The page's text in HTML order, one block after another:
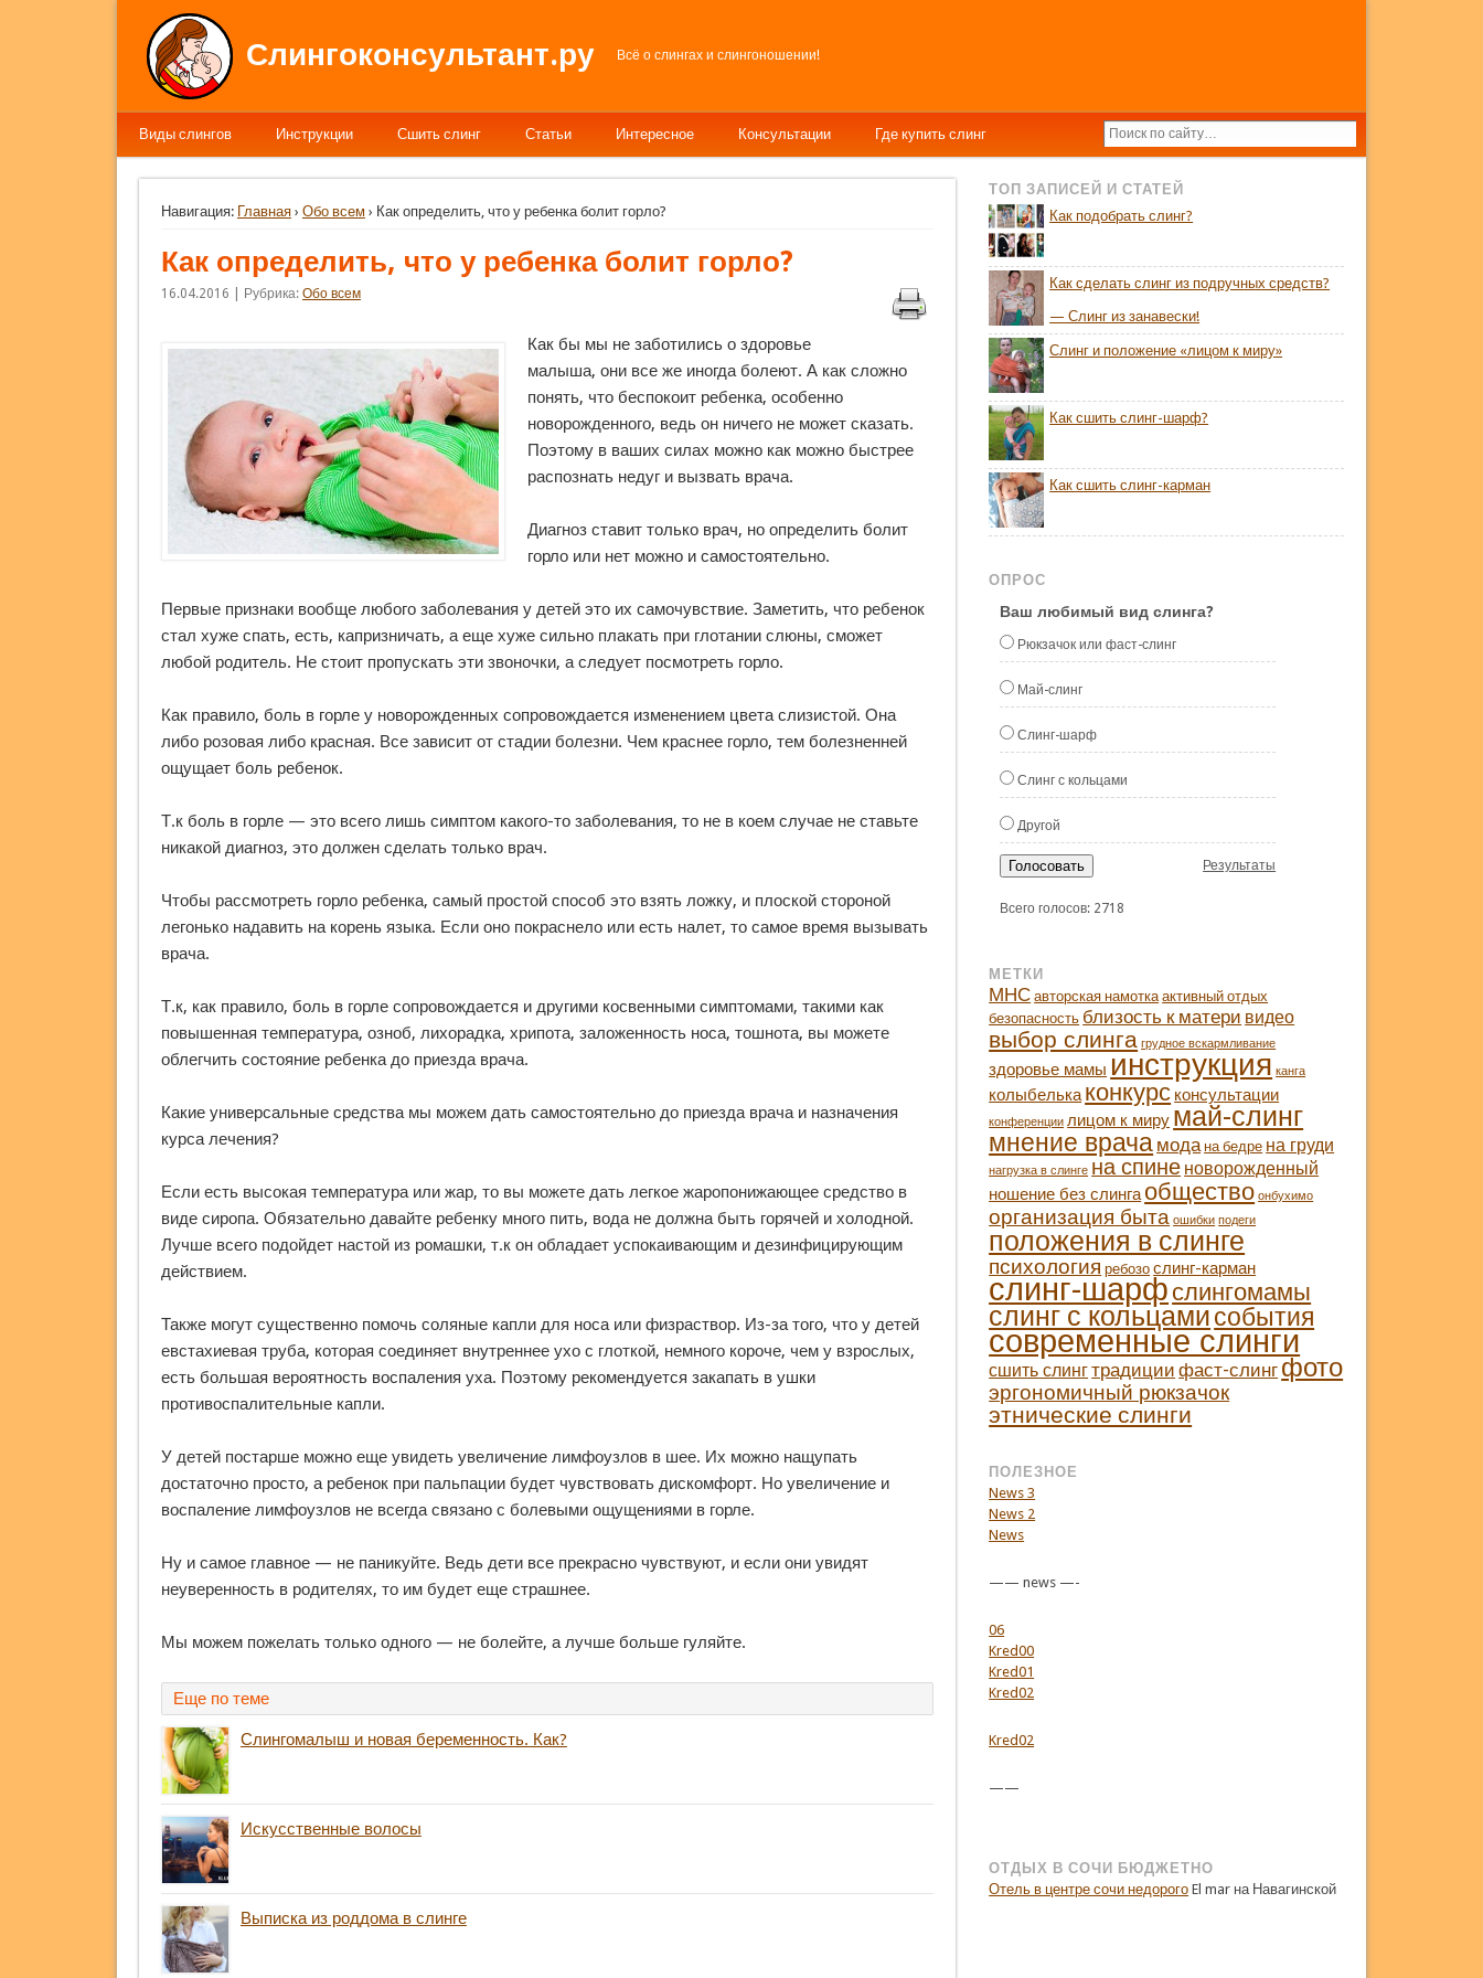
Слингоконсультант.ру Всё о слингах и слингоношении!
Виды слингов Инструкции Сшить слинг Статьи Интересное Консультации Где купить слинг
Навигация: Главная› Обо всем › Как определить, что у ребенка болит горло?
Как определить, что у ребенка болит горло?
16.04.2016 | Рубрика: Обо всем
Как бы мы не заботились о здоровье
малыша, они все же иногда болеют. А как сложно
понять, что беспокоит ребенка, особенно
новорожденного, ведь он ничего не может сказать.
Поэтому в ваших силах можно как можно быстрее
распознать недуг и вызвать врача.
Диагноз ставит только врач, но определить болит
горло или нет можно и самостоятельно.
Первые признаки вообще любого заболевания у детей это их самочувствие. Заметить, что ребенок
стал хуже спать, есть, капризничать, а еще хуже сильно плакать при глотании слюны, сможет
любой родитель. Не стоит пропускать эти звоночки, а следует посмотреть горло.
Как правило, боль в горле у новорожденных сопровождается изменением цвета слизистой. Она
либо розовая либо красная. Все зависит от стадии болезни. Чем краснее горло, тем болезненней
ощущает боль ребенок.
Т.к боль в горле — это всего лишь симптом какого-то заболевания, то не в коем случае не ставьте
никакой диагноз, это должен сделать только врач.
Чтобы рассмотреть горло ребенка, самый простой способ это взять ложку, и плоской стороной
легонько надавить на корень языка. Если оно покраснело или есть налет, то самое время вызывать
врача.
Т.к, как правило, боль в горле сопровождается и другими косвенными симптомами, такими как
повышенная температура, озноб, лихорадка, хрипота, заложенность носа, тошнота, вы можете
облегчить состояние ребенка до приезда врача.
Какие универсальные средства мы можем дать самостоятельно до приезда врача и назначения
курса лечения?
Если есть высокая температура или жар, то вы можете дать легкое жаропонижающее средство в
виде сиропа. Обязательно давайте ребенку много пить, вода не должна быть горячей и холодной.
Лучше всего подойдет настой из ромашки, т.к он обладает успокаивающим и дезинфицирующим
действием.
Также могут существенно помочь соляные капли для носа или физраствор. Из-за того, что у детей
евстахиевая труба, которая соединяет внутреннее ухо с глоткой, немного короче, чем у взрослых,
есть большая вероятность воспаления уха. Поэтому рекомендуется закапать в ушки
противоспалительные капли.
У детей постарше можно еще увидеть увеличение лимфоузлов в шее. Их можно нащупать
достаточно просто, а ребенок при пальпации будет чувствовать дискомфорт. Но увеличение и
воспаление лимфоузлов не всегда связано с болевыми ощущениями в горле.
Ну и самое главное — не паникуйте. Ведь дети все прекрасно чувствуют, и если они увидят
неуверенность в родителях, то им будет еще страшнее.
Мы можем пожелать только одного — не болейте, а лучше больше гуляйте.
Еще по теме
Слингомалыш и новая беременность. Как?
Искусственные волосы
Выписка из роддома в слинге
ТОП ЗАПИСЕЙ И СТАТЕЙ
Как подобрать слинг?
Как сделать слинг из подручных средств?
— Слинг из занавески!
Слинг и положение «лицом к миру»
Как сшить слинг-шарф?
Как сшить слинг-карман
ОПРОС
Ваш любимый вид слинга?
Рюкзачок или фаст-слинг
Май-слинг
Слинг-шарф
Слинг с кольцами
Другой
Голосовать Результаты
Всего голосов: 2718
МЕТКИ
МНС авторская намотка активный отдых
безопасность близость к матери видео
выбор слинга грудное вскармливание
здоровье мамы инструкция канга
колыбелька конкурс консультации
конференции лицом к миру май-слинг
мнение врача мода на бедре на груди
нагрузка в слинге на спине новорожденный
ношение без слинга общество онбухимо
организация быта ошибки подеги
положения в слинге
психология ребозо слинг-карман
слинг-шарф слингомамы
слинг с кольцамисобытия
современные слинги
сшить слингтрадиции фаст-слинг фото
эргономичный рюкзачок
этнические слинги
ПОЛЕЗНОЕ
News 3
News 2
News
—— news —-
06
Kred00
Kred01
Kred02
Kred02
——
ОТДЫХ В СОЧИ БЮДЖЕТНО
Отель в центре сочи недорого El mar на Навагинской